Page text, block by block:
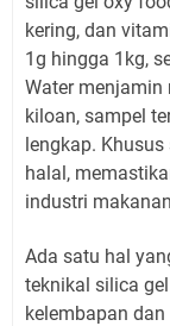
kering, dan
1g hingga 1kg,
Water menjamin
kiloan, sampel
lengkap.
halal,
industri
Ada satu hal
teknikal silica
kelembapan